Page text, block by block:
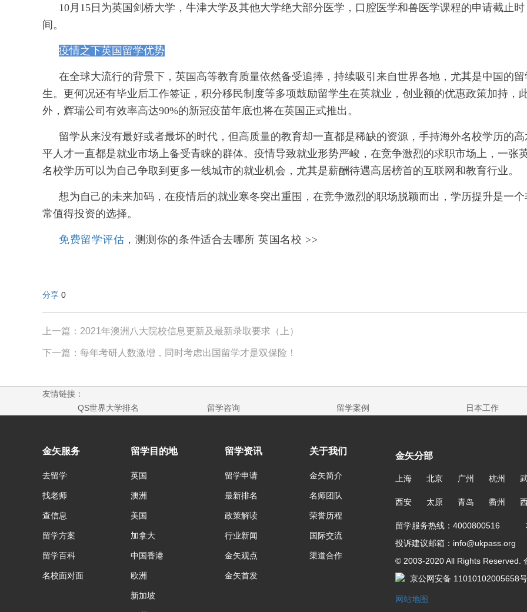
10月15日为英国剑桥大学，牛津大学及其他大学绝大部分医学，口腔医学和兽医学课程的申请截止时
间。
疫情之下英国留学优势
在全球大流行的背景下，英国高等教育质量依然备受追捧，持续吸引来自世界各地，尤其是中国的留
生。更何况还有毕业后工作签证，积分移民制度等多项鼓励留学生在英就业，创业额的优惠政策加持，
外，辉瑞公司有效率高达90%的新冠疫苗年底也将在英国正式推出。
留学从来没有最好或者最坏的时代，但高质量的教育却一直都是稀缺的资源，手持海外名校学历的高
平人才一直都是就业市场上备受青睐的群体。疫情导致就业形势严峻，在竞争激烈的求职市场上，一张
名校学历可以为自己争取到更多一线城市的就业机会，尤其是薪酬待遇高居榜首的互联网和教育行业。
想为自己的未来加码，在疫情后的就业寒冬突出重围，在竞争激烈的职场脱颖而出，学历提升是一个
常值得投资的选择。
免费留学评估 ，测测你的条件适合去哪所 英国名校 >>
分享 0
上一篇：2021年澳洲八大院校信息更新及最新录取要求（上）
下一篇：每年考研人数激增，同时考虑出国留学才是双保险！
友情链接：
QS世界大学排名
留学咨询 留学案例 日本工作
金矢服务
去留学
找老师
查信息
留学方案
留学百科
名校面对面
留学目的地
英国
澳洲
美国
加拿大
中国香港
欧洲
新加坡
留学资讯
留学申请
最新排名
政策解读
行业新闻
金矢观点
金矢首发
关于我们
金矢简介
名师团队
荣誉历程
国际交流
渠道合作
金矢分部
上海 北京 广州 杭州
西安 太原 青岛 衢州
留学服务热线：4000800516 友
投诉建议邮箱：info@ukpass.org
© 2003-2020 All Rights Reserved.
京公网安备 11010102005658号
网站地图